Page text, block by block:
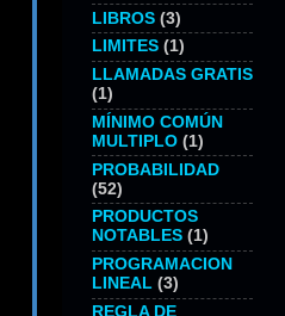
LIBROS (3)
LIMITES (1)
LLAMADAS GRATIS
(1)
MÍNIMO COMÚN
MULTIPLO (1)
PROBABILIDAD
(52)
PRODUCTOS
NOTABLES (1)
PROGRAMACION
LINEAL (3)
REGLA DE